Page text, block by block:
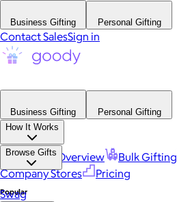
Business Gifting Personal Gifting
Contact SalesSign in
Business Gifting
Personal Gifting
How It Works
Platform Overview Bulk Gifting
Company Stores
Pricing
Browse Gifts
Popular
Swag